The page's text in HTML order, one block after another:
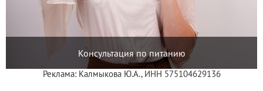
Консультация по питанию
Реклама: Калмыкова Ю.А., ИНН 575104629136